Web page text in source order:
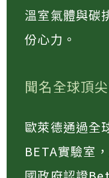
溫室氣體與碳
份心力。
聞名全球頂
歐萊德通過全
BETA實驗室